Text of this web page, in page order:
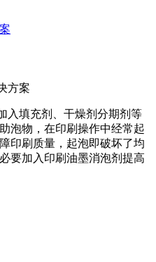
方案
入填充剂、干燥剂分期剂等
泡物，在印刷操作中经常起
印刷质量，起泡即破坏了均
要加入印刷油墨消泡剂提高